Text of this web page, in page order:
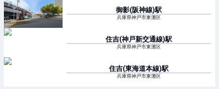
御影(阪神線)駅
兵庫県神戸市東灘区
住吉(神戸新交通線)駅
兵庫県神戸市東灘区
住吉(東海道本線)駅
兵庫県神戸市東灘区